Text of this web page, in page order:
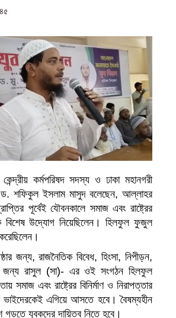
কেন্দ্রীয় কর্মপরিষদ সদস্য ও ঢাকা মহানগরী
ড. শফিকুল ইসলাম মাসুদ বলেছেন, আল্লাহর
পূর্বেই যৌবনকালে সমাজ এবং রাষ্ট্রের
উদ্যোগ নিয়েছিলেন। হিলফুল ফুজুল
জন্য, রাজনৈতিক বিবেধ, হিংসা, নিপীড়ন,
জন্য রাসুল (সা)- এর ওই সংগঠন হিলফুল
সমাজ এবং রাষ্ট্রের বিনির্মাণ ও নিরাপত্তার
এগিয়ে আসতে হবে। বৈষম্যহীন
গড়তে যুবকদের দায়িত্ব নিতে হবে।